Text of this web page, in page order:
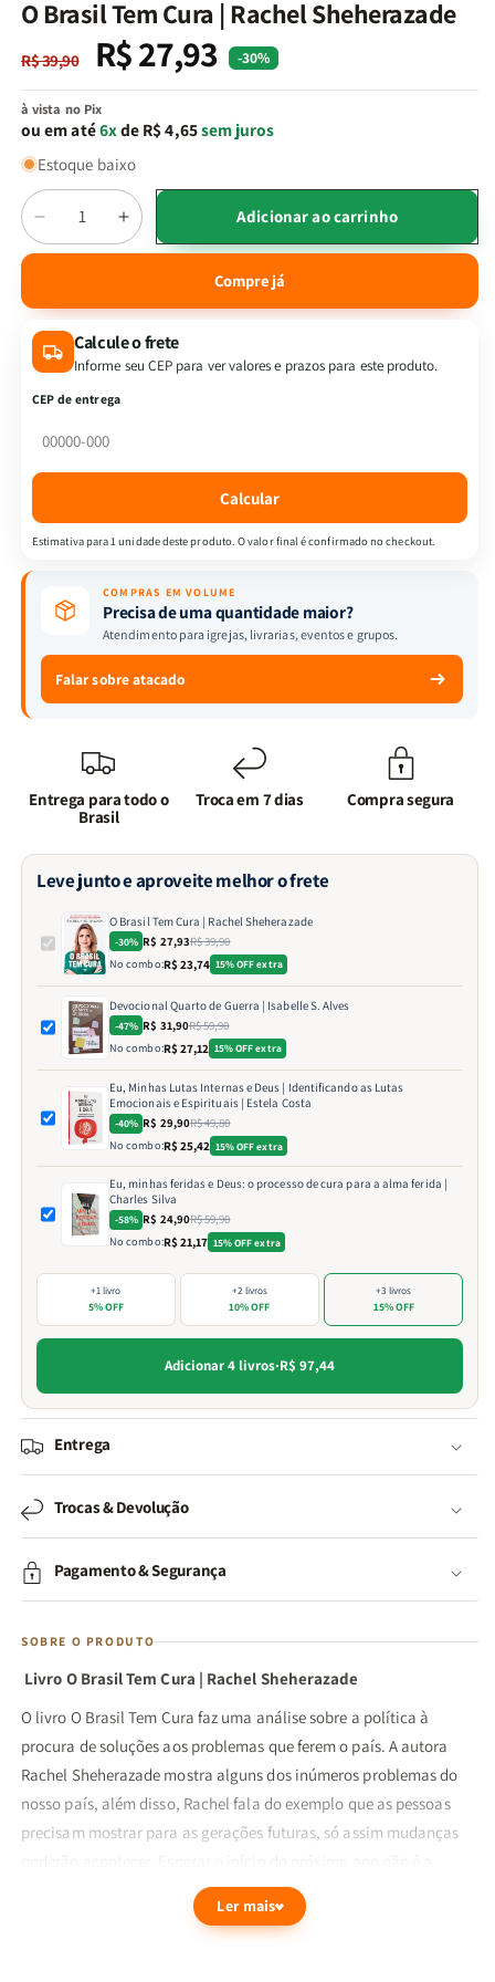
janela
O Brasil Tem Cura | Rachel Sheherazade
Preço
normal
R$ 39,90
Preço
promocional
R$ 27,93 -30%
à vista no Pix
ou em até6xde R$ 4,65sem juros
Estoque baixo
Quantidade
Diminuir
a
O
Brasil
Tem
Cura
Rachel
Aumentar
a
quantidade
O
Brasil
Tem
Adicionar ao carrinho
Compre já
Calcule o frete
Informe seu CEP para ver valores e prazos para este produto.
CEP de entrega
Calcular
Estimativa para 1 unidade deste produto. O valor final é confirmado no checkout.
COMPRAS EM VOLUME
Precisa de uma quantidade maior?
Atendimento para igrejas, livrarias, eventos e grupos.
Falar sobre atacado
Entrega para todo o
Brasil
Troca em 7 dias Compra segura
Leve junto e aproveite melhor o frete
O Brasil Tem Cura | Rachel Sheherazade
-30% R$ 27,93R$ 39,90
No combo:R$ 23,74 15% OFF extra
Devocional Quarto de Guerra | Isabelle S. Alves
-47% R$ 31,90R$ 59,90
No combo:R$ 27,12 15% OFF extra
Eu, Minhas Lutas Internas e Deus | Identificando as Lutas
Emocionais e Espirituais | Estela Costa
-40% R$ 29,90R$ 49,80
No combo:R$ 25,42 15% OFF extra
Eu, minhas feridas e Deus: o processo de cura para a alma ferida |
Charles Silva
-58% R$ 24,90R$ 59,90
No combo:R$ 21,17 15% OFF extra
+1 livro
5% OFF
+2 livros
10% OFF
+3 livros
15% OFF
Adicionar 4 livros·R$ 97,44
Entrega
Trocas & Devolução
Pagamento & Segurança
SOBRE O PRODUTO
Livro O Brasil Tem Cura | Rachel Sheherazade
O livro O Brasil Tem Cura faz uma análise sobre a política à
procura de soluções aos problemas que ferem o país. A autora
Rachel Sheherazade mostra alguns dos inúmeros problemas do
nosso país, além disso, Rachel fala do exemplo que as pessoas
precisam mostrar para as gerações futuras, só assim mudanças
poderão acontecer. Esperar o início do próximo ano não é a
melhor saída, e sim a partir de si mesmo.
O Brasil precisa de restauração e libertação, a necessidade de
Ler mais